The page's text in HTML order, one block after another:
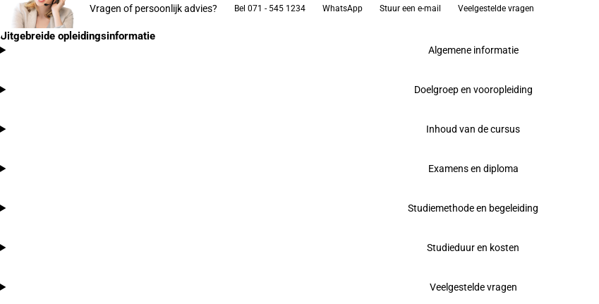
Vragen of persoonlijk advies? Bel 071 - 545 1234 WhatsApp Stuur een e-mail Veelgestelde vragen
Uitgebreide opleidingsinformatie
Algemene informatie
Doelgroep en vooropleiding
Inhoud van de cursus
Examens en diploma
Studiemethode en begeleiding
Studieduur en kosten
Veelgestelde vragen